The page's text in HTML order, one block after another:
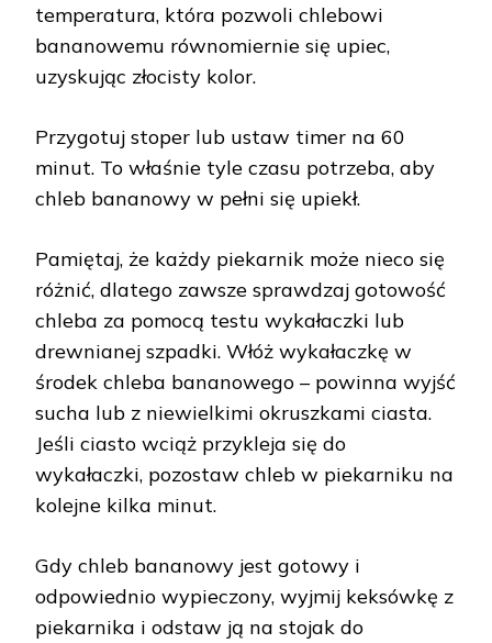
temperatura, która pozwoli chlebowi
bananowemu równomiernie się upiec,
uzyskując złocisty kolor.
Przygotuj stoper lub ustaw timer na 60
minut. To właśnie tyle czasu potrzeba, aby
chleb bananowy w pełni się upiekł.
Pamiętaj, że każdy piekarnik może nieco się
różnić, dlatego zawsze sprawdzaj gotowość
chleba za pomocą testu wykałaczki lub
drewnianej szpadki. Włóż wykałaczkę w
środek chleba bananowego – powinna wyjść
sucha lub z niewielkimi okruszkami ciasta.
Jeśli ciasto wciąż przykleja się do
wykałaczki, pozostaw chleb w piekarniku na
kolejne kilka minut.
Gdy chleb bananowy jest gotowy i
odpowiednio wypieczony, wyjmij keksówkę z
piekarnika i odstaw ją na stojak do